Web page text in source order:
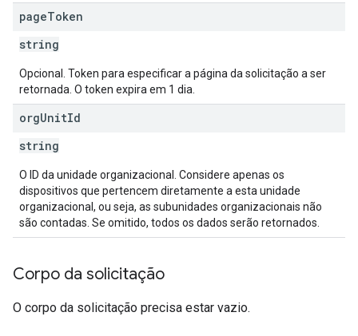
pageToken
string
Opcional. Token para especificar a página da solicitação a ser
retornada. O token expira em 1 dia.
orgUnitId
string
O ID da unidade organizacional. Considere apenas os
dispositivos que pertencem diretamente a esta unidade
organizacional, ou seja, as subunidades organizacionais não
são contadas. Se omitido, todos os dados serão retornados.
Corpo da solicitação
O corpo da solicitação precisa estar vazio.